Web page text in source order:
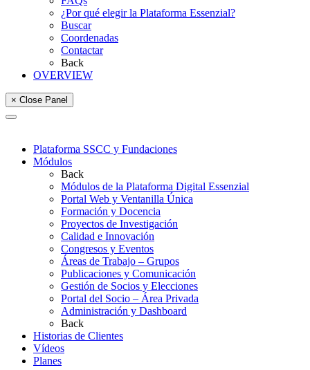
¿Por qué elegir la Plataforma Essenzial?
Buscar
Coordenadas
Contactar
Back
OVERVIEW
× Close Panel
Plataforma SSCC y Fundaciones
Módulos
Back
Módulos de la Plataforma Digital Essenzial
Portal Web y Ventanilla Única
Formación y Docencia
Proyectos de Investigación
Calidad e Innovación
Congresos y Eventos
Áreas de Trabajo – Grupos
Publicaciones y Comunicación
Gestión de Socios y Elecciones
Portal del Socio – Área Privada
Administración y Dashboard
Back
Historias de Clientes
Vídeos
Planes